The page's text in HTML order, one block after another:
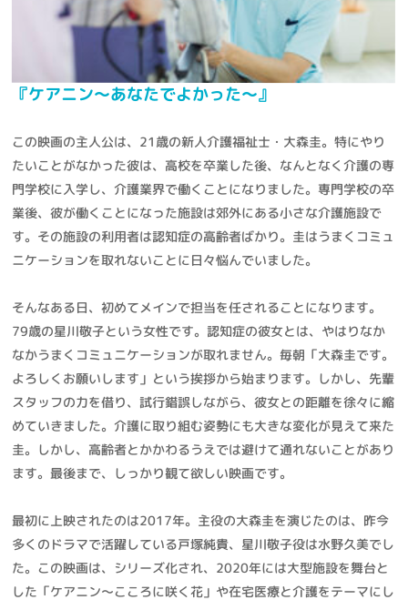
『ケアニン～あなたでよかった～』
この映画の主人公は、21歳の新人介護福祉士・大森圭。特にやり
たいことがなかった彼は、高校を卒業した後、なんとなく介護の専
門学校に入学し、介護業界で働くことになりました。専門学校の卒
業後、彼が働くことになった施設は郊外にある小さな介護施設で
す。その施設の利用者は認知症の高齢者ばかり。圭はうまくコミュ
ニケーションを取れないことに日々悩んでいました。
そんなある日、初めてメインで担当を任されることになります。
79歳の星川敬子という女性です。認知症の彼女とは、やはりなか
なかうまくコミュニケーションが取れません。毎朝「大森圭です。
よろしくお願いします」という挨拶から始まります。しかし、先輩
スタッフの力を借り、試行錯誤しながら、彼女との距離を徐々に縮
めていきました。介護に取り組む姿勢にも大きな変化が見えて来た
圭。しかし、高齢者とかかわるうえでは避けて通れないことがあり
ます。最後まで、しっかり観て欲しい映画です。
最初に上映されたのは2017年。主役の大森圭を演じたのは、昨今
多くのドラマで活躍している戸塚純貴、星川敬子役は水野久美でし
た。この映画は、シリーズ化され、2020年には大型施設を舞台と
した「ケアニン～こころに咲く花」や在宅医療と介護をテーマにし